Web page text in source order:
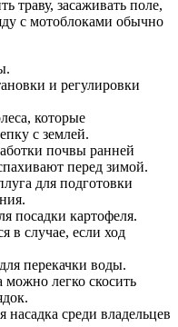
траву, засаживать поле,
с мотоблоками обычно
и регулировки
которые
с землей.
почвы ранней
перед зимой.
для подготовки
посадки картофеля.
в случае, если ход
перекачки воды.
легко скосить
среди владельцев